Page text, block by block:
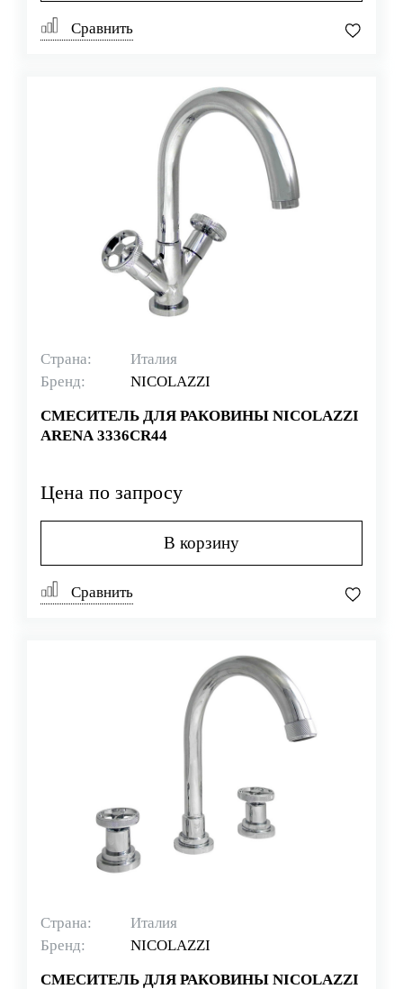
Сравнить
Страна:
Италия
Бренд:
NICOLAZZI
СМЕСИТЕЛЬ ДЛЯ РАКОВИНЫ NICOLAZZI
ARENA 3336CR44
Цена по запросу
В корзину
Сравнить
Страна:
Италия
Бренд:
NICOLAZZI
СМЕСИТЕЛЬ ДЛЯ РАКОВИНЫ NICOLAZZI